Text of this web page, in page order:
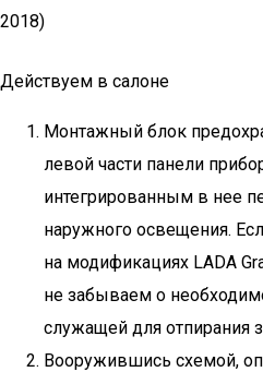
2018)
Действуем в салоне
Монтажный блок
левой части панели
интегрированным в нее
наружного освещения.
на модификациях LADA
не забываем о
служащей для отпирания
Вооружившись схемой,